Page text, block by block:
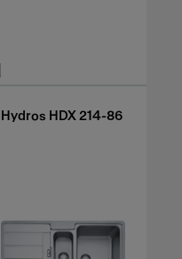
Hydros HDX 214-86